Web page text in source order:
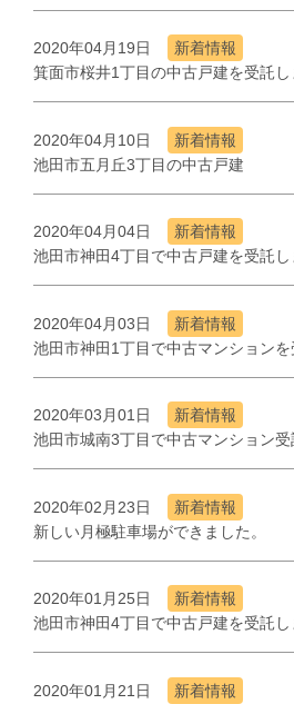
2020年04月19日
新着情報
箕面市桜井1丁目の中古戸建を受託し
2020年04月10日
新着情報
池田市五月丘3丁目の中古戸建
2020年04月04日
新着情報
池田市神田4丁目で中古戸建を受託し
2020年04月03日
新着情報
池田市神田1丁目で中古マンションを
2020年03月01日
新着情報
池田市城南3丁目で中古マンション受
2020年02月23日
新着情報
新しい月極駐車場ができました。
2020年01月25日
新着情報
池田市神田4丁目で中古戸建を受託し
2020年01月21日
新着情報